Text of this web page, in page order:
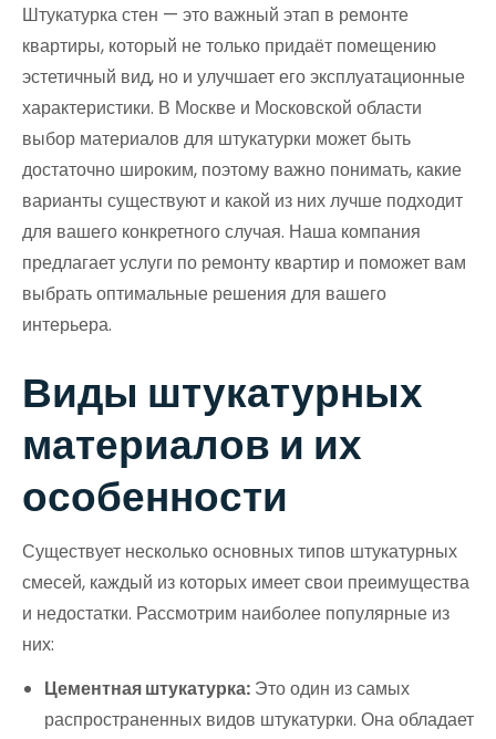
Штукатурка стен — это важный этап в ремонте
квартиры, который не только придаёт помещению
эстетичный вид, но и улучшает его эксплуатационные
характеристики. В Москве и Московской области
выбор материалов для штукатурки может быть
достаточно широким, поэтому важно понимать, какие
варианты существуют и какой из них лучше подходит
для вашего конкретного случая. Наша компания
предлагает услуги по ремонту квартир и поможет вам
выбрать оптимальные решения для вашего
интерьера.
Виды штукатурных
материалов и их
особенности
Существует несколько основных типов штукатурных
смесей, каждый из которых имеет свои преимущества
и недостатки. Рассмотрим наиболее популярные из
них:
Цементная штукатурка: Это один из самых
распространенных видов штукатурки. Она обладает